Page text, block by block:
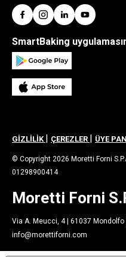
SmartBaking
GİZLİLİK | ÇEREZLER | ÜYE
© Copyright 2026 Moretti Forni
01298900414
Moretti Forni
Via A. Meucci, 4 | 61037 Mondolfo
info@morettiforni.com